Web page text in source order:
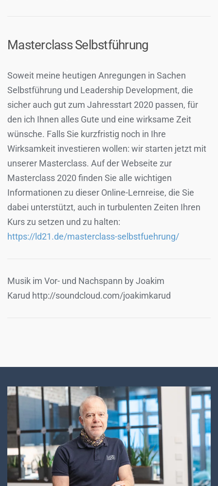
Masterclass Selbstführung
Soweit meine heutigen Anregungen in Sachen
Selbstführung und Leadership Development, die
sicher auch gut zum Jahresstart 2020 passen, für
den ich Ihnen alles Gute und eine wirksame Zeit
wünsche. Falls Sie kurzfristig noch in Ihre
Wirksamkeit investieren wollen: wir starten jetzt mit
unserer Masterclass. Auf der Webseite zur
Masterclass 2020 finden Sie alle wichtigen
Informationen zu dieser Online-Lernreise, die Sie
dabei unterstützt, auch in turbulenten Zeiten Ihren
Kurs zu setzen und zu halten:
https://ld21.de/masterclass-selbstfuehrung/
Musik im Vor- und Nachspann by Joakim
Karud http://soundcloud.com/joakimkarud